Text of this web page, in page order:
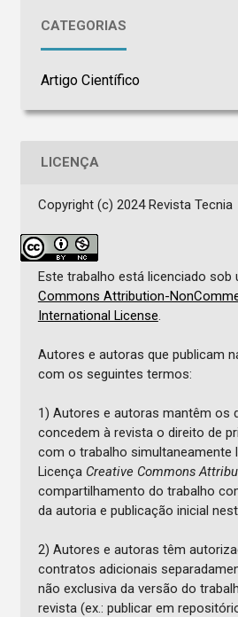
CATEGORIAS
Artigo Científico
LICENÇA
Copyright (c) 2024 Revista Tecnia
Este trabalho está licenciado sob
Commons Attribution-
International License
Autores e autoras que publicam
com os seguintes termos:
1) Autores e autoras mantêm os
concedem à revista o direito de
com o trabalho simultaneamente
Licença Creative Commons
compartilhamento do trabalho
da autoria e publicação inicial
2) Autores e autoras têm
contratos adicionais
não exclusiva da versão do
revista (ex.: publicar em